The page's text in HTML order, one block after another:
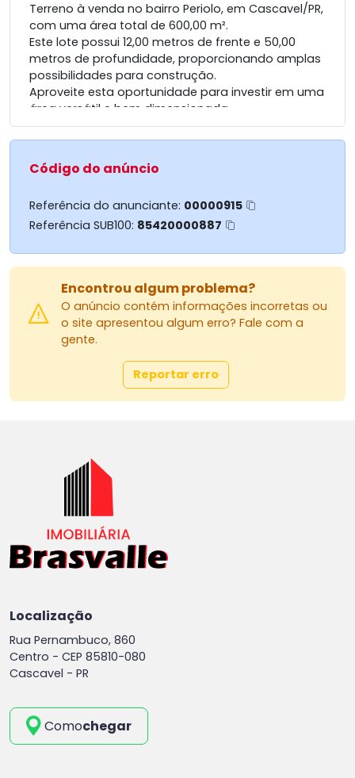
Terreno à venda no bairro Periolo, em Cascavel/PR,
com uma área total de 600,00 m².
Este lote possui 12,00 metros de frente e 50,00
metros de profundidade, proporcionando amplas
possibilidades para construção.
Aproveite esta oportunidade para investir em uma
área versátil e bem dimensionada.
Código do anúncio
Referência do anunciante: 00000915
Referência SUB100: 85420000887
Encontrou algum problema?
O anúncio contém informações incorretas ou
o site apresentou algum erro? Fale com a
gente.
Reportar erro
Localização
Rua Pernambuco, 860
Centro - CEP 85810-080
Cascavel - PR
Comochegar